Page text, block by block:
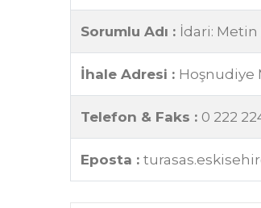
Sorumlu Adı : İdari: Metin
İhale Adresi : Hoşnudiye
Telefon & Faks : 0 222
Eposta :